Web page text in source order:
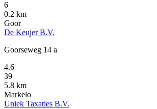
6
0.2 km
Goor
De Keujer B.V.
Goorseweg 14 a
4.6
39
5.8 km
Markelo
Uniek Taxaties B.V.